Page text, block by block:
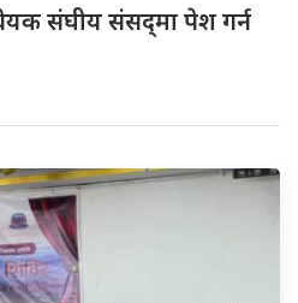
संघीय संसद्‌मा पेश गर्न